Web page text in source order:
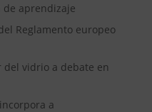
aprendizaje
Reglamento europeo
vidrio a debate en
a